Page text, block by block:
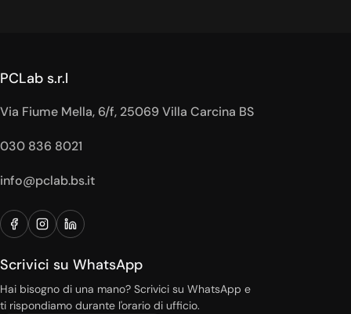
PCLab s.r.l
Via Fiume Mella, 6/f, 25069 Villa Carcina BS
030 836 8021
info@pclab.bs.it
Scrivici su WhatsApp
Hai bisogno di una mano? Scrivici su WhatsApp e
ti rispondiamo durante l'orario di ufficio.